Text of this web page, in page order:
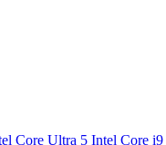
Core Ultra 5 Intel Core i9